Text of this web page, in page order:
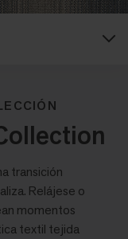
transición
Relájese o
momentos
textil tejida